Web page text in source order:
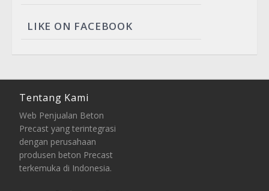
LIKE ON FACEBOOK
Tentang Kami
Web Penjualan Beton
Precast yang terintegrasi
dengan perusahaan
produsen beton Precast
terkemuka di Indonesia.